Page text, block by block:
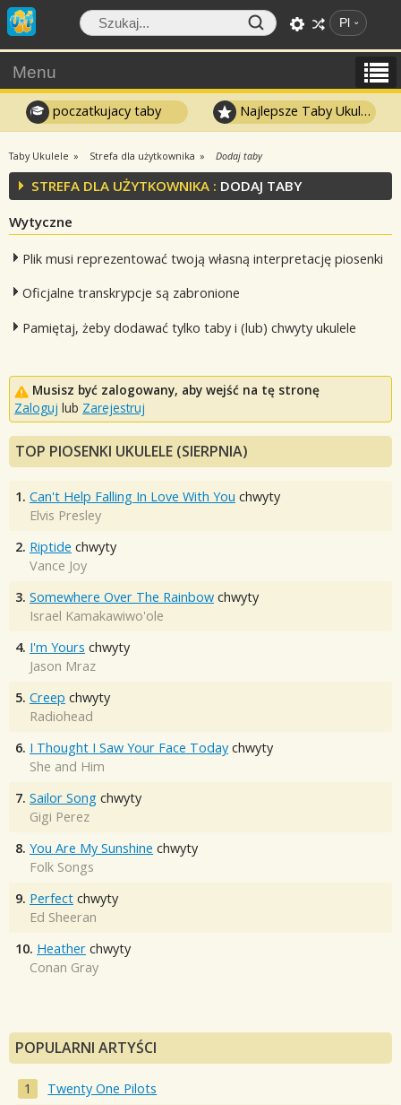
Pl
Menu
poczatkujacy taby Najlepsze Taby Ukulele
Taby Ukulele Strefa dla użytkownika Dodaj taby
STREFA DLA UŻYTKOWNIKA : DODAJ TABY
Wytyczne
Plik musi reprezentować twoją własną interpretację piosenki
Oficjalne transkrypcje są zabronione
Pamiętaj, żeby dodawać tylko taby i (lub) chwyty ukulele
Musisz być zalogowany, aby wejść na tę stronę
Zaloguj lub Zarejestruj
TOP PIOSENKI UKULELE (SIERPNIA)
1. Can't Help Falling In Love With You chwyty
Elvis Presley
2. Riptide chwyty
Vance Joy
3. Somewhere Over The Rainbow chwyty
Israel Kamakawiwo'ole
4. I'm Yours chwyty
Jason Mraz
5. Creep chwyty
Radiohead
6. I Thought I Saw Your Face Today chwyty
She and Him
7. Sailor Song chwyty
Gigi Perez
8. You Are My Sunshine chwyty
Folk Songs
9. Perfect chwyty
Ed Sheeran
10. Heather chwyty
Conan Gray
POPULARNI ARTYŚCI
Twenty One Pilots